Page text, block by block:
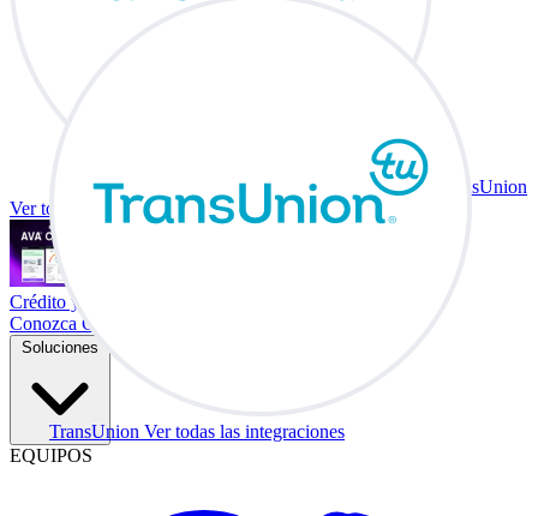
TransUnion Ver todas las integraciones
TransUnion
Ver todas las integraciones
Crédito y vehículo a cambio en su escritorio.
Conozca Co-Driver
Soluciones
EQUIPOS